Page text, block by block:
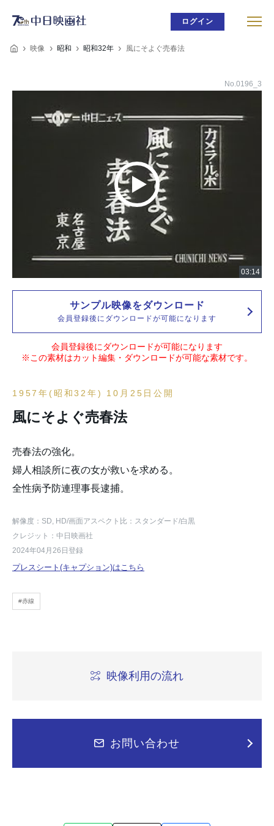
ログイン
映像 昭和 昭和32年 風にそよぐ売春法
No.0196_3
サンプル映像をダウンロード
会員登録後にダウンロードが可能になります
会員登録後にダウンロードが可能になります
※この素材はカット編集・ダウンロードが可能な素材です。
1957年(昭和32年) 10月25日公開
風にそよぐ売春法
売春法の強化。
婦人相談所に夜の女が救いを求める。
全性病予防連理事長逮捕。
解像度：SD, HD/画面アスペクト比：スタンダード/白黒
クレジット：中日映画社
2024年04月26日登録
プレスシート(キャプション)はこちら
#赤線
映像利用の流れ
お問い合わせ